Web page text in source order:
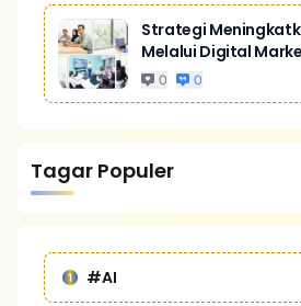
Strategi
Melalui Digital
Bisnis Yang Lebih
0 0
Tagar Populer
#AI